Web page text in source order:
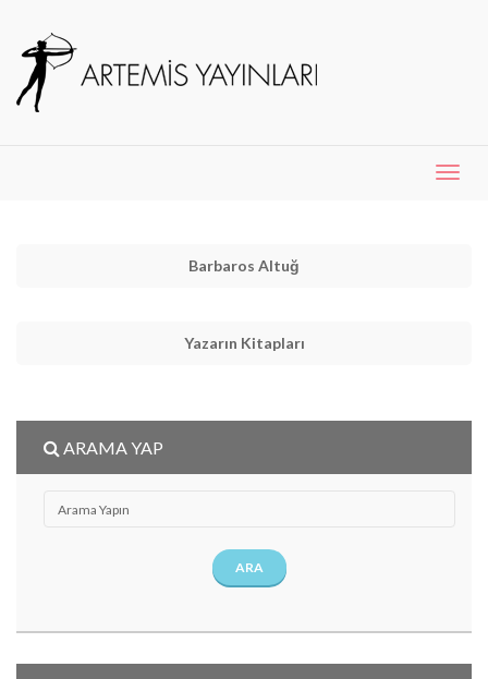
Barbaros Altuğ
Yazarın Kitapları
ARAMA YAP
ARA